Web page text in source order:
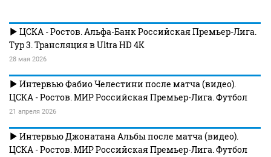
ЦСКА - Ростов. Альфа-Банк Российская Премьер-Лига.
Тур 3. Трансляция в Ultra HD 4K
28 мая 2026
Интервью Фабио Челестини после матча (видео).
ЦСКА - Ростов. МИР Российская Премьер-Лига. Футбол
21 апреля 2026
Интервью Джонатана Альбы после матча (видео).
ЦСКА - Ростов. МИР Российская Премьер-Лига. Футбол